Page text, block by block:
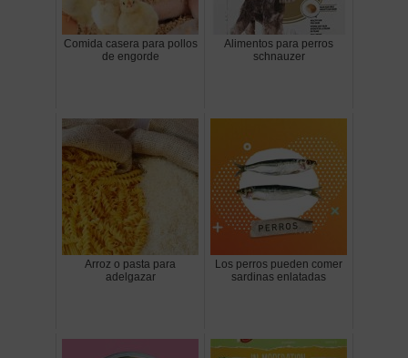
Comida casera para pollos
de engorde
Alimentos para perros
schnauzer
Arroz o pasta para
adelgazar
Los perros pueden comer
sardinas enlatadas